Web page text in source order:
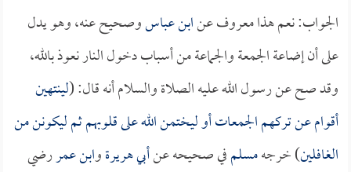
الجواب: نعم هذا معروف عنابن عباسوصحيح عنه، وهو يدل
على أن إضاعة الجمعة والجماعة من أسباب دخول النار نعوذ بالله،
وقد صح عن رسول الله عليه الصلاة والسلام أنه قال: (لينتهين
أقوام عن تركهم الجمعات أو ليختمن الله على قلوبهم ثم ليكونن من
الغافلين) خرجهمسلمفي صحيحه عنأبي هريرةوابن عمررضي